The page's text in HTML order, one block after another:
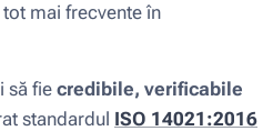
mai frecvente în
să fie credibile, verificabile
standardul ISO 14021:2016